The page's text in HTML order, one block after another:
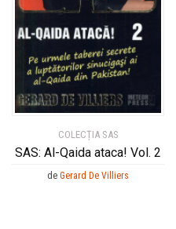
COLECȚIA SAS
SAS: Al-Qaida ataca! Vol. 2
de Gerard De Villiers